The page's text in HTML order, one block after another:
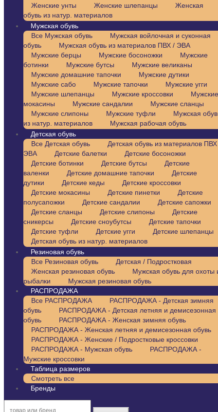
Женские унты
Женские шлепанцы
Женская
обувь из натур. материалов
Мужская обувь
Все Мужская обувь
Мужская войлочная и суконная
обувь
Мужская обувь из материалов ПВХ / ЭВА
Мужские берцы
Мужские босоножки
Мужские
ботинки
Мужские бутсы
Мужские великаны
Мужские домашние тапочки
Мужские дутики
Мужские сабо
Мужские тапочки
Мужские угги
Мужские шлепанцы
Мужские кроссовки
Мужские
мокасины
Мужские сандалии
Мужские сланцы
Мужские слипоны
Мужские туфли
Мужская
из натур. материалов
Мужская рабочая обувь
Детская обувь
Все Детская обувь
Детская обувь из материалов
ЭВА
Детские балетки
Детские босоножки
Детские ботинки
Детские бутсы
Детские
валенки
Детские домашние тапочки
Детские
дутики
Детские кеды
Детские кроссовки
Детские мокасины
Детские пинетки
Детские
полусапожки
Детские сандалии
Детские сапожки
Детские сланцы
Детские слипоны
Детские
сникерсы
Детские сноубутсы
Детские тапочки
Детские туфли
Детские угги
Детские шлепанцы
Детская обувь из натур. материалов
Резиновая обувь
Все Резиновая обувь
Детская / Подростковая
Женская резиновая обувь
Мужская обувь для охоты
рыбалки
Мужская резиновая обувь
РАСПРОДАЖА
Все РАСПРОДАЖА
РАСПРОДАЖА - Детская зимняя
обувь
РАСПРОДАЖА - Детская летняя и демисезонная
обувь
РАСПРОДАЖА - Женская зимняя обувь
РАСПРОДАЖА - Женская летняя и демисезонная обувь
РАСПРОДАЖА - Женские / Подростковые кроссовки
РАСПРОДАЖА - Мужская обувь
РАСПРОДАЖА -
Мужские кроссовки
Таблица размеров
Смотреть все
Бренды